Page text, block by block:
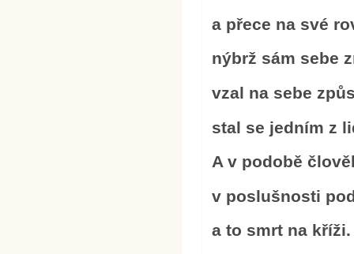
a přece na své
nýbrž sám sebe
vzal na sebe
stal se jedním z
A v podobě
v poslušnosti
a to smrt na kříži.